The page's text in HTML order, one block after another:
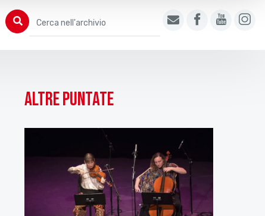
Cerca
Cerca nell'archivio
Altre puntate